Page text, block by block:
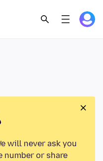
will never ask you
number or share